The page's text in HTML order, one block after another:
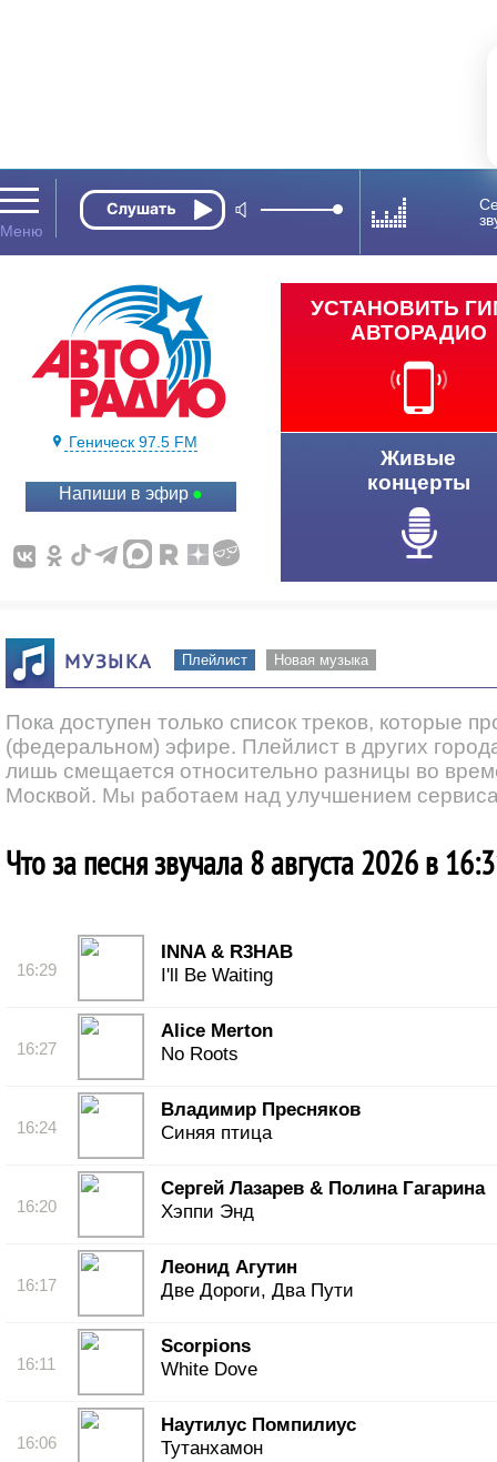
Геническ 97.5 FM
Напиши в эфир
УСТАНОВИТЬ
АВТОРАДИО
Живые
концерты
МУЗЫКА Плейлист Новая музыка
Пока доступен только список треков, которые
(федеральном) эфире. Плейлист в других
лишь смещается относительно разницы во
Москвой. Мы работаем над улучшением
Что за песня звучала 8 августа 2026 в
16:29
INNA & R3HAB
I'll Be Waiting
16:27
Alice Merton
No Roots
16:24
Владимир Пресняков
Синяя птица
16:20
Сергей Лазарев & Полина Гагарина
Хэппи Энд
16:17
Леонид Агутин
Две Дороги, Два Пути
16:11
Scorpions
White Dove
16:06
Наутилус Помпилиус
Тутанхамон